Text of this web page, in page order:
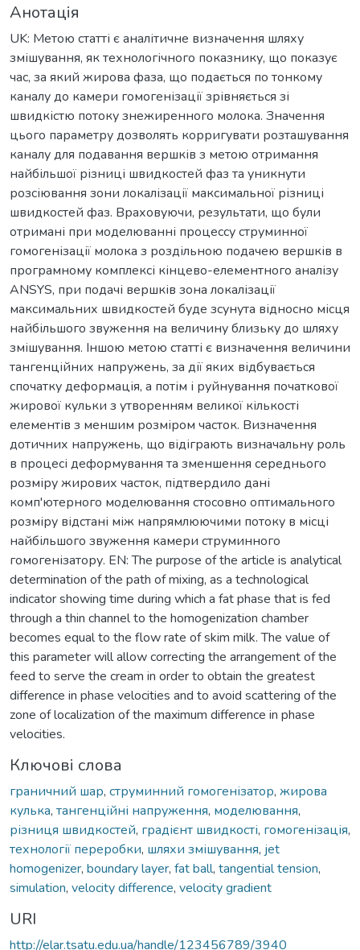
Анотація
UK: Метою статті є аналітичне визначення шляху
змішування, як технологічного показнику, що показує
час, за який жирова фаза, що подається по тонкому
каналу до камери гомогенізації зрівняється зі
швидкістю потоку знежиренного молока. Значення
цього параметру дозволять корригувати розташування
каналу для подавання вершків з метою отримання
найбільшої різниці швидкостей фаз та уникнути
розсіювання зони локалізації максимальної різниці
швидкостей фаз. Враховуючи, результати, що були
отримані при моделюванні процессу струминної
гомогенізації молока з роздільною подачею вершків в
програмному комплексі кінцево-елементного аналізу
ANSYS, при подачі вершків зона локалізації
максимальних швидкостей буде зсунута відносно місця
найбільшого звуження на величину близьку до шляху
змішування. Іншою метою статті є визначення величини
тангенційних напружень, за дії яких відбувається
спочатку деформація, а потім і руйнування початкової
жирової кульки з утворенням великої кількості
елементів з меншим розміром часток. Визначення
дотичних напружень, що відіграють визначальну роль
в процесі деформування та зменшення середнього
розміру жирових часток, підтвердило дані
комп'ютерного моделювання стосовно оптимального
розміру відстані між напрямлюючими потоку в місці
найбільшого звуження камери струминного
гомогенізатору. EN: The purpose of the article is analytical
determination of the path of mixing, as a technological
indicator showing time during which a fat phase that is fed
through a thin channel to the homogenization chamber
becomes equal to the flow rate of skim milk. The value of
this parameter will allow correcting the arrangement of the
feed to serve the cream in order to obtain the greatest
difference in phase velocities and to avoid scattering of the
zone of localization of the maximum difference in phase
velocities.
Ключові слова
граничний шар, струминний гомогенізатор, жирова
кулька, тангенційні напруження, моделювання,
різниця швидкостей, градієнт швидкості, гомогенізація,
технології переробки, шляхи змішування, jet
homogenizer, boundary layer, fat ball, tangential tension,
simulation, velocity difference, velocity gradient
URI
http://elar.tsatu.edu.ua/handle/123456789/3940